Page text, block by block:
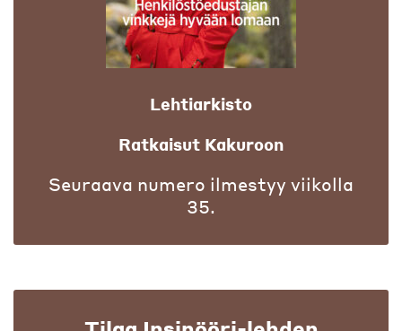
Lehtiarkisto
Ratkaisut Kakuroon
Seuraava numero ilmestyy viikolla
35.